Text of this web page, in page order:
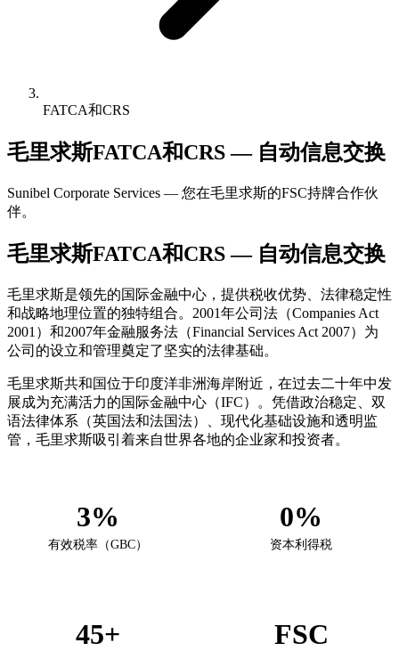
FATCA和CRS
毛里求斯FATCA和CRS — 自动信息交换
Sunibel Corporate Services — 您在毛里求斯的FSC持牌合作伙
伴。
毛里求斯FATCA和CRS — 自动信息交换
毛里求斯是领先的国际金融中心，提供税收优势、法律稳定性
和战略地理位置的独特组合。2001年公司法（Companies Act
2001）和2007年金融服务法（Financial Services Act 2007）为
公司的设立和管理奠定了坚实的法律基础。
毛里求斯共和国位于印度洋非洲海岸附近，在过去二十年中发
展成为充满活力的国际金融中心（IFC）。凭借政治稳定、双
语法律体系（英国法和法国法）、现代化基础设施和透明监
管，毛里求斯吸引着来自世界各地的企业家和投资者。
3%
有效税率（GBC）
0%
资本利得税
45+ FSC